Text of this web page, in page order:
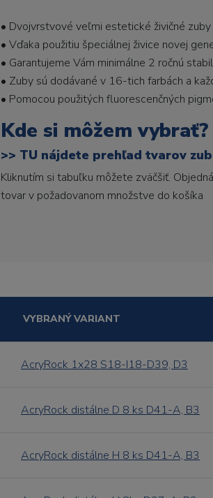
• Dvojvrstvové veľmi estetické živičné
• Vďaka použitiu špeciálnej živice novej
• Garantujeme Vám minimálne 2 ročnú
• Zuby sú dodávané v 16-tich farbách a
• Pomocou použitých fluorescenčných
Kde si môžem vybrať?
>> TU nájdete prehľad tvarov
Kliknutím si tabuľku môžete zväčšiť.
tovar v požadovanom množstve do košíka
VYBRANÝ VARIANT
AcryRock 1x28 S18-I18-D39, D3
AcryRock distálne D 8 ks D41-A, B3
AcryRock distálne H 8 ks D41-A, B3